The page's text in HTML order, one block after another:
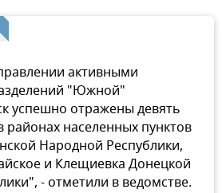
активными
"Южной"
успешно отражены девять
районах населенных пунктов
Народной Республики,
и Клещиевка Донецкой
- отметили в ведомстве.